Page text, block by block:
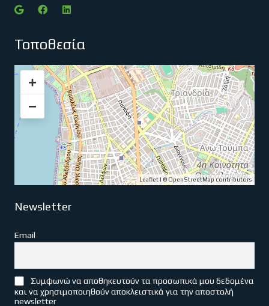
Τοποθεσία
+
−
Leaflet | ©OpenStreetMapcontributors
Newsletter
Email
Συμφωνώ να αποθηκευτούν τα προσωπικά μου δεδομένα
και να χρησιμοποιηθούν αποκλειστικά για την αποστολή
newsletter